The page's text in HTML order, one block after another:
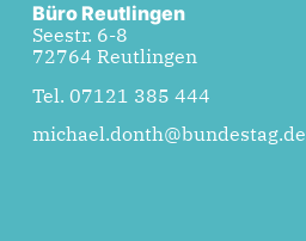
Büro Reutlingen
Seestr. 6-8
72764 Reutlingen
Tel. 07121 385 444
michael.donth@bundestag.de